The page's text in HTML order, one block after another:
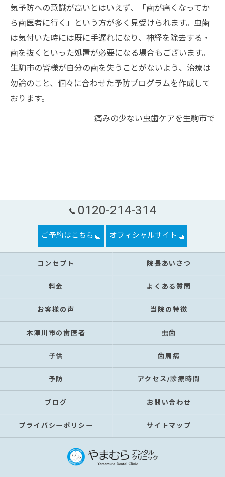
気予防への意識が高いとはいえず、「歯が痛くなってか
ら歯医者に行く」という方が多く見受けられます。虫歯
は気付いた時には既に手遅れになり、神経を除去する・
歯を抜くといった処置が必要になる場合もございます。
生駒市の皆様が自分の歯を失うことがないよう、治療は
勿論のこと、個々に合わせた予防プログラムを作成して
おります。
痛みの少ない虫歯ケアを生駒市で
0120-214-314
ご予約はこちら オフィシャルサイト
コンセプト 院長あいさつ
料金 よくある質問
お客様の声 当院の特徴
木津川市の歯医者 虫歯
子供 歯周病
予防 アクセス/診療時間
ブログ お問い合わせ
プライバシーポリシー サイトマップ